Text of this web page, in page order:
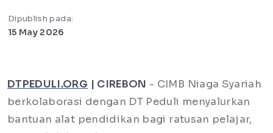
Dipublish pada:
15 May 2026
DTPEDULI.ORG | CIREBON - CIMB Niaga Syariah
berkolaborasi dengan DT Peduli menyalurkan
bantuan alat pendidikan bagi ratusan pelajar,